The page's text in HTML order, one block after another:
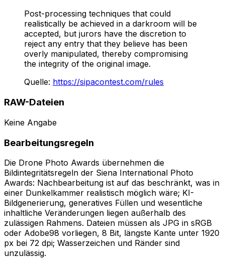
Post-processing techniques that could
realistically be achieved in a darkroom will be
accepted, but jurors have the discretion to
reject any entry that they believe has been
overly manipulated, thereby compromising
the integrity of the original image.
Quelle: https://sipacontest.com/rules
RAW-Dateien
Keine Angabe
Bearbeitungsregeln
Die Drone Photo Awards übernehmen die
Bildintegritätsregeln der Siena International Photo
Awards: Nachbearbeitung ist auf das beschränkt, was in
einer Dunkelkammer realistisch möglich wäre; KI-
Bildgenerierung, generatives Füllen und wesentliche
inhaltliche Veränderungen liegen außerhalb des
zulässigen Rahmens. Dateien müssen als JPG in sRGB
oder Adobe98 vorliegen, 8 Bit, längste Kante unter 1920
px bei 72 dpi; Wasserzeichen und Ränder sind
unzulässig.